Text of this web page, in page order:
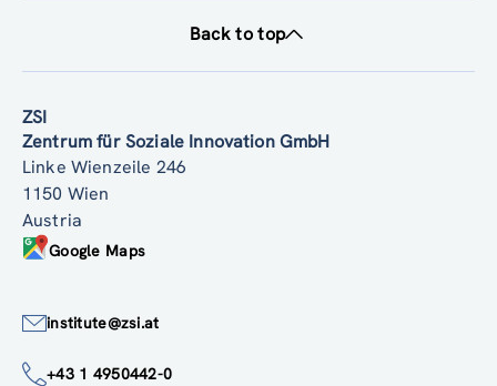
Back to top
ZSI
Zentrum für Soziale Innovation GmbH
Linke Wienzeile 246
1150 Wien
Austria
Google Maps
institute@zsi.at
+43 1 4950442-0